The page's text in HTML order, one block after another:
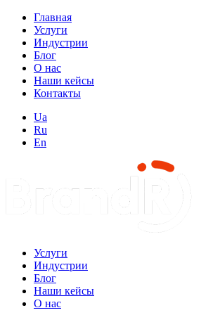
Главная
Услуги
Индустрии
Блог
О нас
Наши кейсы
Контакты
Ua
Ru
En
Услуги
Индустрии
Блог
Наши кейсы
О нас